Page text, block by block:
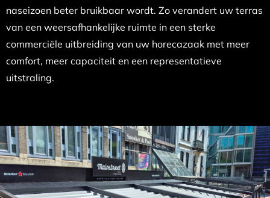
naseizoen beter bruikbaar wordt. Zo verandert uw terras
van een weersafhankelijke ruimte in een sterke
commerciële uitbreiding van uw horecazaak met meer
comfort, meer capaciteit en een representatieve
uitstraling.